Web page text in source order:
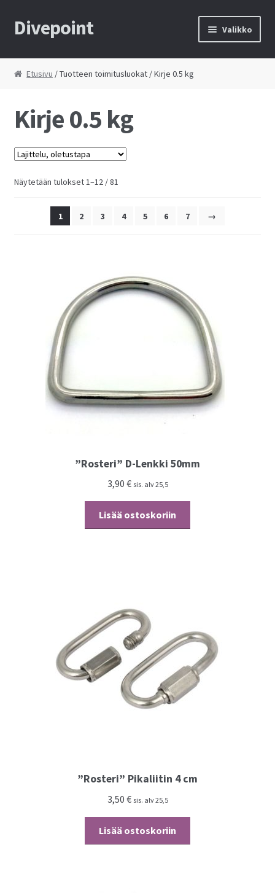
Siirry
navigointiin
Siirry
sisältöön
Divepoint Valikko
Etusivu
Toimitusehdot
Yhteystiedot
Kauppa
Huolto
Etusivu / Tuotteen toimitusluokat / Kirje 0.5 kg
Kirje 0.5 kg
Näytetään tulokset 1–12 / 81
1 2 3 4 5 6 7 →
”Rosteri” D-Lenkki 50mm
3,90 € sis. alv 25,5
Lisää ostoskoriin
”Rosteri” Pikaliitin 4 cm
3,50 € sis. alv 25,5
Lisää ostoskoriin